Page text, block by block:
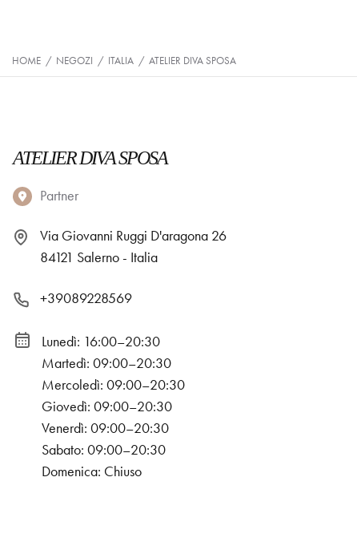
HOME / NEGOZI / ITALIA / ATELIER DIVA SPOSA
ATELIER DIVA SPOSA
Partner
Via Giovanni Ruggi D'aragona 26
84121 Salerno - Italia
+39089228569
Lunedì: 16:00–20:30
Martedì: 09:00–20:30
Mercoledì: 09:00–20:30
Giovedì: 09:00–20:30
Venerdì: 09:00–20:30
Sabato: 09:00–20:30
Domenica: Chiuso